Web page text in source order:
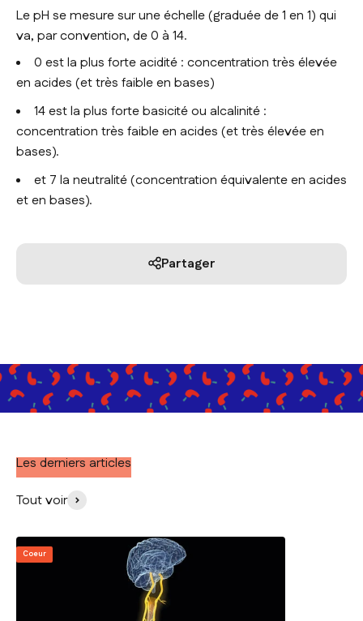
Le pH se mesure sur une échelle (graduée de 1 en 1) qui
va, par convention, de 0 à 14.
0 est la plus forte acidité : concentration très élevée
en acides (et très faible en bases)
14 est la plus forte basicité ou alcalinité :
concentration très faible en acides (et très élevée en
bases).
et 7 la neutralité (concentration équivalente en acides
et en bases).
Partager
Les derniers articles
Tout voir
Coeur